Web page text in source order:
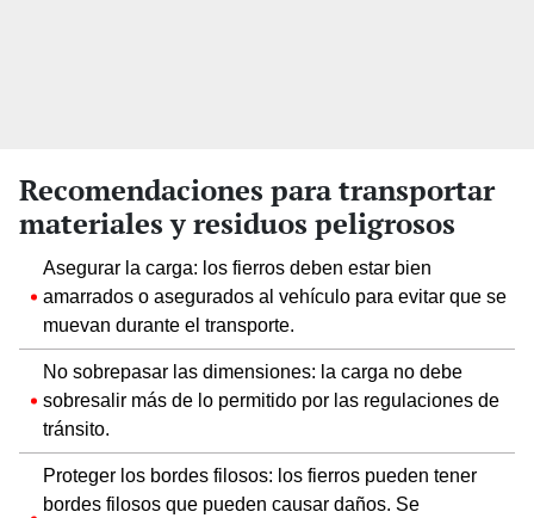
Recomendaciones para transportar
materiales y residuos peligrosos
Asegurar la carga: los fierros deben estar bien
amarrados o asegurados al vehículo para evitar que se
muevan durante el transporte.
No sobrepasar las dimensiones: la carga no debe
sobresalir más de lo permitido por las regulaciones de
tránsito.
Proteger los bordes filosos: los fierros pueden tener
bordes filosos que pueden causar daños. Se